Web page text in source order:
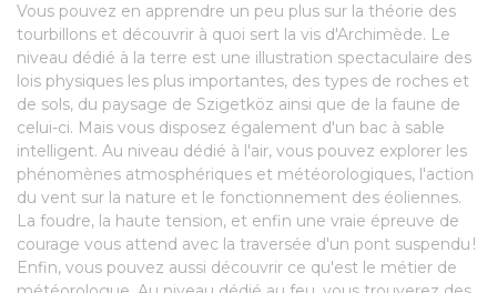
Vous pouvez en apprendre un peu plus sur la théorie des
tourbillons et découvrir à quoi sert la vis d'Archimède. Le
niveau dédié à la terre est une illustration spectaculaire des
lois physiques les plus importantes, des types de roches et
de sols, du paysage de Szigetköz ainsi que de la faune de
celui-ci. Mais vous disposez également d'un bac à sable
intelligent. Au niveau dédié à l'air, vous pouvez explorer les
phénomènes atmosphériques et météorologiques, l'action
du vent sur la nature et le fonctionnement des éoliennes.
La foudre, la haute tension, et enfin une vraie épreuve de
courage vous attend avec la traversée d'un pont suspendu !
Enfin, vous pouvez aussi découvrir ce qu'est le métier de